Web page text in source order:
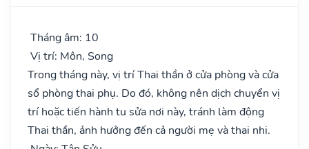
Tháng âm: 10
Vị trí: Môn, Song
Trong tháng này, vị trí Thai thần ở cửa phòng và cửa
sổ phòng thai phụ. Do đó, không nên dịch chuyển vị
trí hoặc tiến hành tu sửa nơi này, tránh làm động
Thai thần, ảnh hưởng đến cả người mẹ và thai nhi.